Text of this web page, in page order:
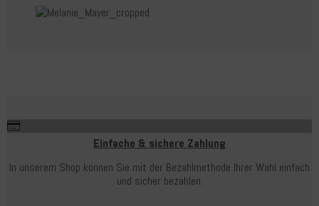
Einfache & sichere Zahlung
In unserem Shop können Sie mit der Bezahlmethode Ihrer Wahl einfach
und sicher bezahlen.